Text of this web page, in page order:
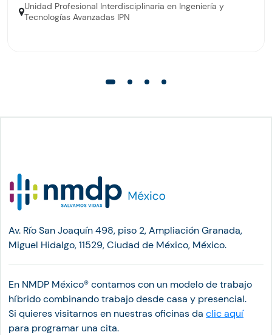
Unidad Profesional Interdisciplinaria en Ingeniería y
Tecnologías Avanzadas IPN
Av. Río San Joaquín 498, piso 2, Ampliación Granada,
Miguel Hidalgo, 11529, Ciudad de México, México.
En NMDP México®︎ contamos con un modelo de trabajo
híbrido combinando trabajo desde casa y presencial.
Si quieres visitarnos en nuestras oficinas da clic aquí
para programar una cita.